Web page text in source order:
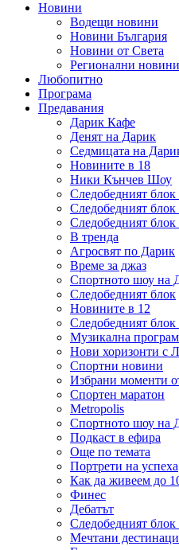
Новини
Водещи новини
Новини България
Новини от Света
Регионални новини
Любопитно
Програма
Предавания
Дарик Кафе
Денят на Дарик
Седмицата на
Новините в 18
Ники Кънчев Шоу
Следобедният
Следобедният
Следобедният
В тренда
Агросвят по Дарик
Време за джаз
Спортното шоу на
Следобедният блок
Новините в 12
Следобедният
Музикална
Нови хоризонти с
Спортни новини
Избрани моменти
Спортен маратон
Metropolis
Спортното шоу на
Подкаст в ефира
Още по темата
Портрети на успеха
Как да живеем до
Финес
Дебатът
Следобедният
Мечтани